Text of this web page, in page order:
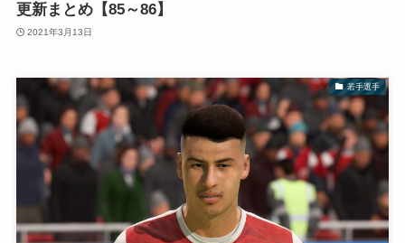
更新まとめ【85～86】
2021年3月13日
若手選手